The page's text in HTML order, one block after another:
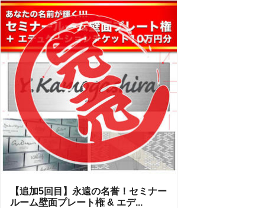
【追加5回目】永遠の名誉！セミナー
ルーム壁面プレート権 & エデ...